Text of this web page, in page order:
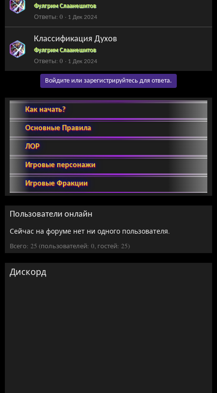
р
Фулгрим Слаанешитов
Ответы 0 1 Дек 2024
Классификация Духов
Фулгрим Слаанешитов
Ответы 0 1 Дек 2024
Войдите или зарегистрируйтесь для ответа.
Как начать?
Основные Правила
ЛОР
Игровые персонажи
Игровые Фракции
Пользователи онлайн
Сейчас на форуме нет ни одного пользователя.
Всего: 25 (пользователей: 0, гостей: 25)
Дискорд